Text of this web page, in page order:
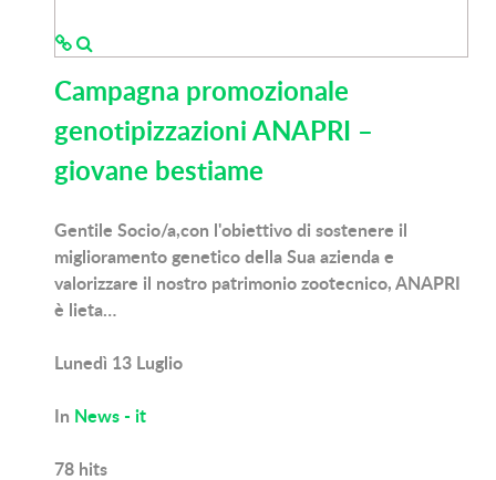
Campagna promozionale
genotipizzazioni ANAPRI –
giovane bestiame
Gentile Socio/a,con l'obiettivo di sostenere il
miglioramento genetico della Sua azienda e
valorizzare il nostro patrimonio zootecnico, ANAPRI
è lieta…
Lunedì 13 Luglio
In News - it
78 hits